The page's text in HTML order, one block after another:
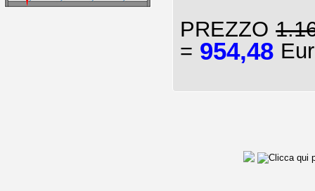
PREZZO
= 954,48